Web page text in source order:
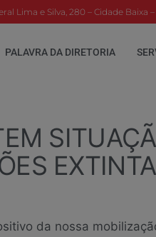
Lima e Silva, 280 – Cidade Baixa
PALAVRA DA DIRETORIA
da nossa